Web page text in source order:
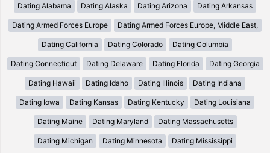
Dating Alabama Dating Alaska Dating Arizona Dating Arkansas
Dating Armed Forces Europe Dating Armed Forces Europe, Middle East,
Dating California Dating Colorado Dating Columbia
Dating Connecticut Dating Delaware Dating Florida Dating Georgia
Dating Hawaii Dating Idaho Dating Illinois Dating Indiana
Dating Iowa Dating Kansas Dating Kentucky Dating Louisiana
Dating Maine Dating Maryland Dating Massachusetts
Dating Michigan Dating Minnesota Dating Mississippi